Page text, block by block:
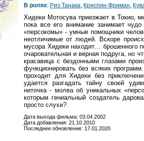
В ролях: Риэ Танака, Криспин Фриман,
Хидеки Мотосува приезжает в Токио,
пока все его внимание занимает
«персокомы» - умные помощники
неотличимые от людей. Вскоре
мусора Хидеки находит… брошенного
очаровательная и верная подруга, но
красавица с бездонными глазами
функционировать без всяких
проходит для Хидеки без
удается разгадать тайну своей
ниточка - молва об уникальных
которым гениальный создатель
просто слухи?
Дата выхода фильма: 03.04.2002
Дата добавления: 21.10.2010
Последнее обновление: 17.01.2020